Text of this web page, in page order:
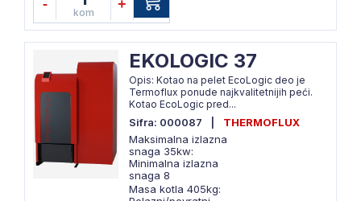
-
kom
+
EKOLOGIC 37
Opis: Kotao na pelet EcoLogic deo je
Termoflux ponude najkvalitetnijih peći.
Kotao EcoLogic pred...
Sifra: 000087
THERMOFLUX
Maksimalna izlazna
snaga 35kw:
Minimalna izlazna
snaga 8
Masa kotla 405kg: